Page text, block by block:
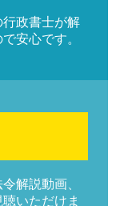
行政書士が解
安心です。
解説動画、
いただけま